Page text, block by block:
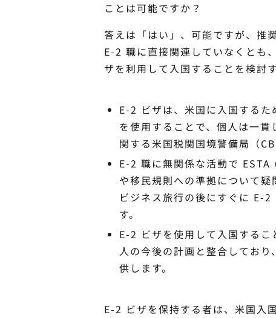
ことは可能ですか？
答えは「はい」、可能ですが、推
E-2 職に直接関連していなくとも
ザを利用して入国することを検討
E-2 ビザは、米国に入国する
を使用することで、個人は一
関する米国税関国境警備局（
E-2 職に無関係な活動で ESTA
や移民規則への準拠について
ビジネス旅行の後にすぐに E-
す。
E-2 ビザを使用して入国する
人の今後の計画と整合してお
供します。
E-2 ビザを保持する者は、米国入